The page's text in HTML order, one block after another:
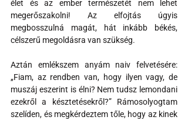
élet és az ember természetét nem lehet
megerőszakolni! Az elfojtás úgyis
megbosszulná magát, hát inkább békés,
célszerű megoldásra van szükség.
Aztán emlékszem anyám naiv felvetésére:
„Fiam, az rendben van, hogy ilyen vagy, de
muszáj eszerint is élni? Nem tudsz lemondani
ezekről a késztetésekről?” Rámosolyogtam
szelíden, és megkérdeztem tőle, hogy az kinek